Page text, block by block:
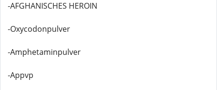
-AFGHANISCHES HEROIN
-Oxycodonpulver
-Amphetaminpulver
-Appvp